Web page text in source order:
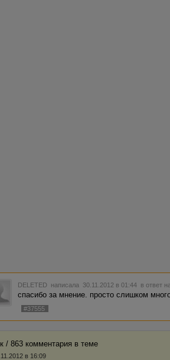
DELETED написала 30.11.2012 в 01:44 в ответ
спасибо за мнение. просто слишком
#37555
/ 863 комментария в темe
в 16:09